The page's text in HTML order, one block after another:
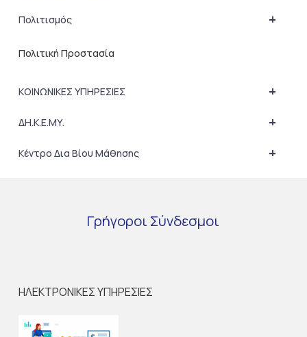
+
Πολιτισμός
Πολιτική Προστασία
+
ΚΟΙΝΩΝΙΚΕΣ ΥΠΗΡΕΣΙΕΣ
+
ΔΗ.Κ.Ε.ΜΥ.
+
Κέντρο Δια Βίου Μάθησης
Γρήγοροι Σύνδεσμοι
ΗΛΕΚΤΡΟΝΙΚΕΣ ΥΠΗΡΕΣΙΕΣ